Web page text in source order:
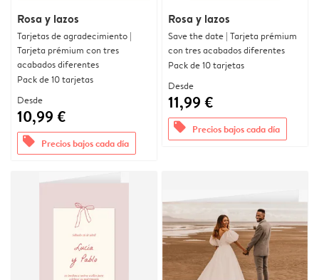
Rosa y lazos
Tarjetas de agradecimiento |
Tarjeta prémium con tres
acabados diferentes
Pack de 10 tarjetas
Desde
10,99 €
offers Precios bajos cada día
Rosa y lazos
Save the date | Tarjeta prémium
con tres acabados diferentes
Pack de 10 tarjetas
Desde
11,99 €
offers Precios bajos cada día